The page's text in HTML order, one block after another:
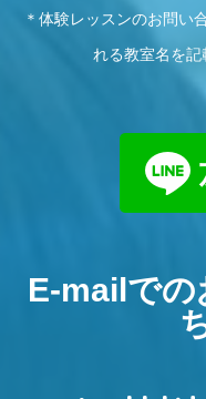
＊体験レッスンのお問い
れる教室名を記
E-mailでの